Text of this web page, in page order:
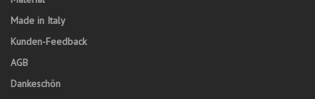
Made in Italy
Kunden-Feedback
AGB
Dankeschön